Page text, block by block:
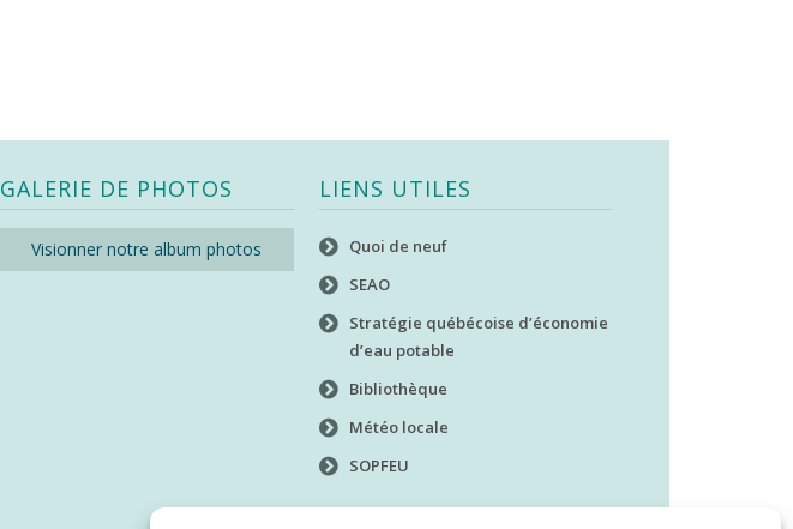
GALERIE DE PHOTOS
Visionner notre album photos
LIENS UTILES
Quoi de neuf
SEAO
Stratégie québécoise d’économie
d’eau potable
Bibliothèque
Météo locale
SOPFEU